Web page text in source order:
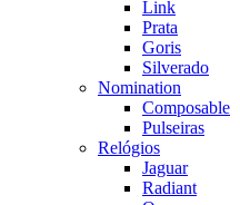
Link
Prata
Goris
Silverado
Nomination
Composable
Pulseiras
Relógios
Jaguar
Radiant